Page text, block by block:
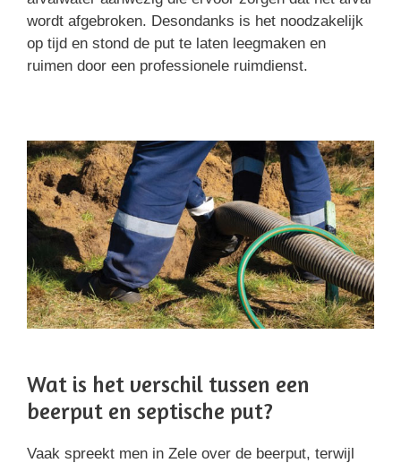
wordt afgebroken. Desondanks is het noodzakelijk
op tijd en stond de put te laten leegmaken en
ruimen door een professionele ruimdienst.
Wat is het verschil tussen een
beerput en septische put?
Vaak spreekt men in Zele over de beerput, terwijl